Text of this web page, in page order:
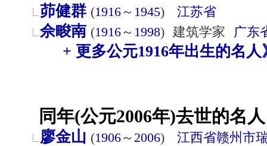
茆健群 (1916～ 1945) 江苏省
佘畯南 (1916～ 1998) 建筑学家 广东
+ 更多公元1916年出生的名人
同年(公元2006年)去世的名
廖金山 (1906～ 2006) 江西省赣州市